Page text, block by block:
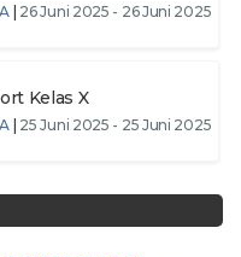
| 26 Juni 2025 - 26 Juni 2025
Kelas X
| 25 Juni 2025 - 25 Juni 2025